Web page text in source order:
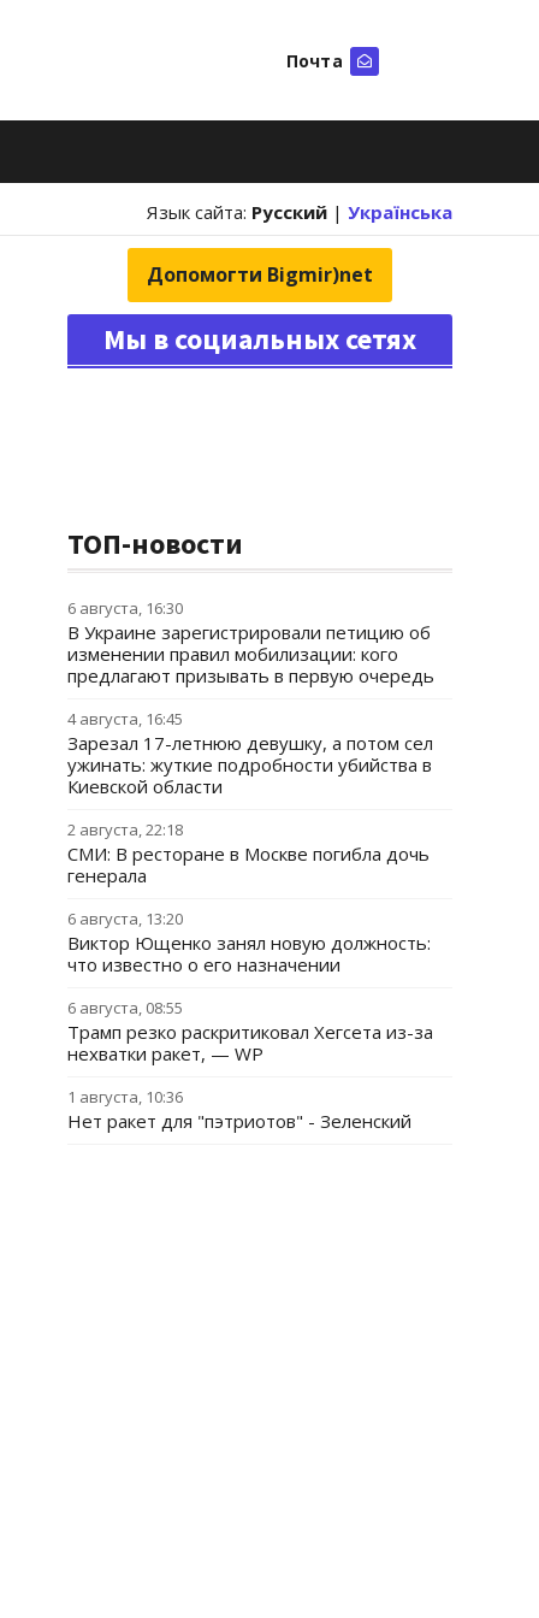
Почта
Язык сайта: Русский | Українська
Допомогти Bigmir)net
Мы в социальных сетях
ТОП-новости
6 августа, 16:30
В Украине зарегистрировали петицию об
изменении правил мобилизации: кого
предлагают призывать в первую очередь
4 августа, 16:45
Зарезал 17-летнюю девушку, а потом сел
ужинать: жуткие подробности убийства в
Киевской области
2 августа, 22:18
СМИ: В ресторане в Москве погибла дочь
генерала
6 августа, 13:20
Виктор Ющенко занял новую должность:
что известно о его назначении
6 августа, 08:55
Трамп резко раскритиковал Хегсета из-за
нехватки ракет, — WP
1 августа, 10:36
Нет ракет для "пэтриотов" - Зеленский